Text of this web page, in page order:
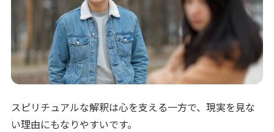
スピリチュアルな解釈は心を支える一方で、現実を見な
い理由にもなりやすいです。